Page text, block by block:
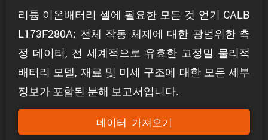
리튬 이온배터리 셀에 필요한 모든 것 얻기 CALB
L173F280A: 전체 작동 체제에 대한 광범위한 측
정 데이터, 전 세계적으로 유효한 고정밀 물리적
배터리 모델, 재료 및 미세 구조에 대한 모든 세부
정보가 포함된 분해 보고서입니다.
데이터 가져오기